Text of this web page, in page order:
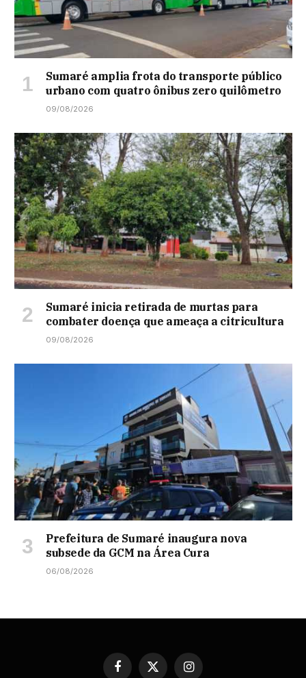
Sumaré amplia frota do transporte público
urbano com quatro ônibus zero quilômetro
09/08/2026
Sumaré inicia retirada de murtas para
combater doença que ameaça a citricultura
09/08/2026
Prefeitura de Sumaré inaugura nova
subsede da GCM na Área Cura
06/08/2026
Facebook
X Instagram